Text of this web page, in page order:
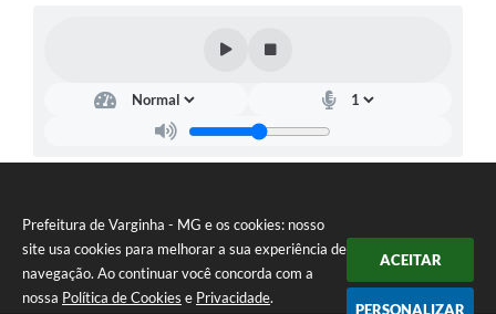
Prefeitura de Varginha - MG e os cookies: nosso
site usa cookies para melhorar a sua experiência de
navegação. Ao continuar você concorda com a
nossa Política de Cookies e Privacidade.
ACEITAR
PERSONALIZAR